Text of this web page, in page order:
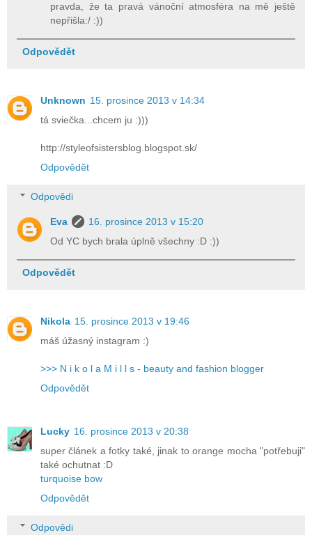
pravda, že ta pravá vánoční atmosféra na mě ještě
nepřišla:/ :))
Odpovědět
Unknown 15. prosince 2013 v 14:34
tá sviečka...chcem ju :)))
http://styleofsistersblog.blogspot.sk/
Odpovědět
Odpovědi
Eva
16. prosince 2013 v 15:20
Od YC bych brala úplně všechny :D :))
Odpovědět
Nikola 15. prosince 2013 v 19:46
máš úžasný instagram :)
>>> N i k o l a M i l l s - beauty and fashion blogger
Odpovědět
Lucky 16. prosince 2013 v 20:38
super článek a fotky také, jinak to orange mocha "potřebuji"
také ochutnat :D
turquoise bow
Odpovědět
Odpovědi